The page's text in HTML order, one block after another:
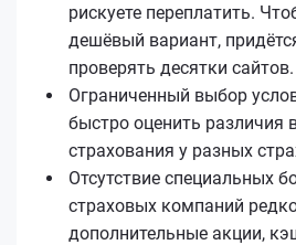
рискуете переплатить.
дешёвый вариант,
проверять десятки сайтов.
Ограниченный выбор
быстро оценить различия
страхования у разных
Отсутствие специальных
страховых компаний
дополнительные акции,